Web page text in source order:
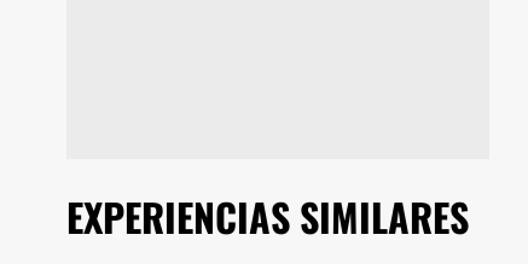
EXPERIENCIAS SIMILARES